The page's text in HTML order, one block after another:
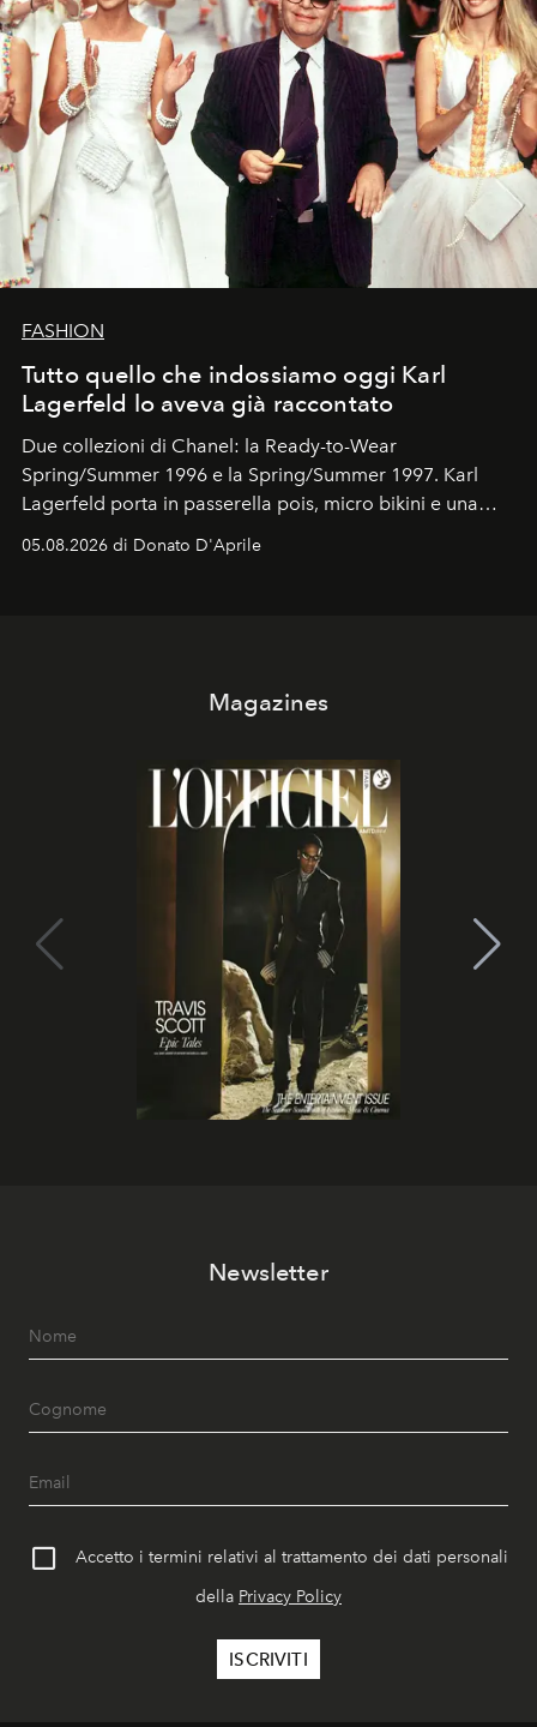
FASHION
Tutto quello che indossiamo oggi Karl
Lagerfeld lo aveva già raccontato
Due collezioni di Chanel: la Ready-to-Wear
Spring/Summer 1996 e la Spring/Summer 1997. Karl
Lagerfeld porta in passerella pois, micro bikini e una
logomania pensata per la spiaggia
Kate, Claudia e Carla una dietro l'altra. Trent'anni dopo,
05.08.2026 di Donato D'Aprile
Magazines
Newsletter
Accetto i termini relativi al trattamento dei dati personali
della Privacy Policy